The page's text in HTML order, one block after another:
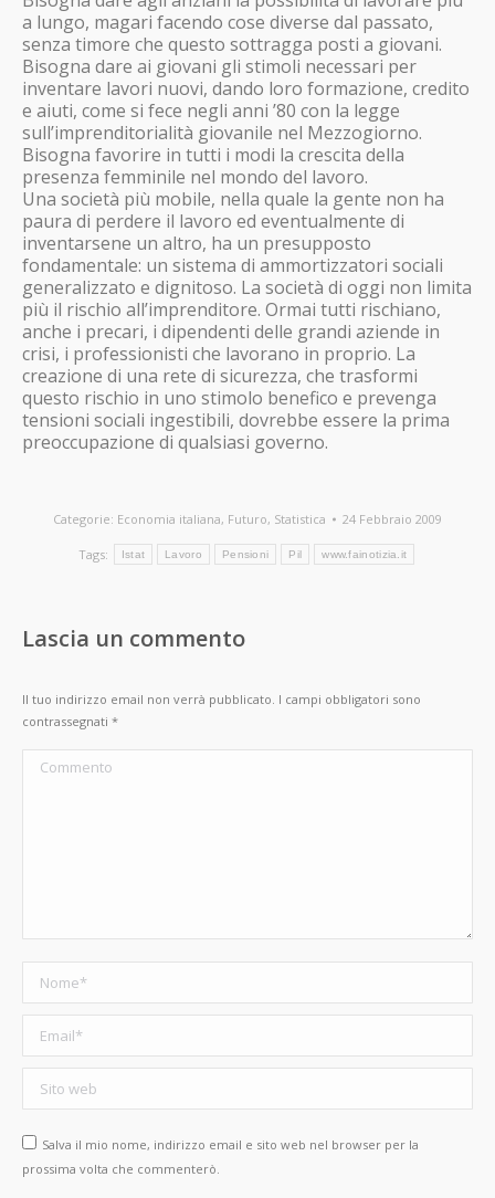
a lungo, magari facendo cose diverse dal passato,
senza timore che questo sottragga posti a giovani.
Bisogna dare ai giovani gli stimoli necessari per
inventare lavori nuovi, dando loro formazione, credito
e aiuti, come si fece negli anni ’80 con la legge
sull’imprenditorialità giovanile nel Mezzogiorno.
Bisogna favorire in tutti i modi la crescita della
presenza femminile nel mondo del lavoro.
Una società più mobile, nella quale la gente non ha
paura di perdere il lavoro ed eventualmente di
inventarsene un altro, ha un presupposto
fondamentale: un sistema di ammortizzatori sociali
generalizzato e dignitoso. La società di oggi non limita
più il rischio all’imprenditore. Ormai tutti rischiano,
anche i precari, i dipendenti delle grandi aziende in
crisi, i professionisti che lavorano in proprio. La
creazione di una rete di sicurezza, che trasformi
questo rischio in uno stimolo benefico e prevenga
tensioni sociali ingestibili, dovrebbe essere la prima
preoccupazione di qualsiasi governo.
Categorie: Economia italiana, Futuro, Statistica 24 Febbraio 2009
Tags: Istat Lavoro Pensioni Pil www.fainotizia.it
Lascia un commento
Il tuo indirizzo email non verrà pubblicato. I campi obbligatori sono
contrassegnati *
Commento
Nome *
Email *
Sito web
Salva il mio nome, indirizzo email e sito web nel browser per la
prossima volta che commenterò.